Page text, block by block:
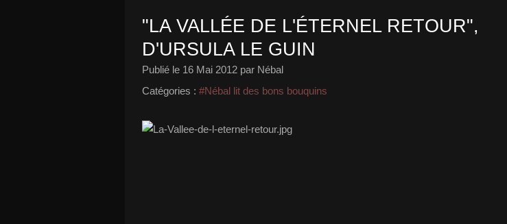
"LA VALLÉE DE L'ÉTERNEL RETOUR",
D'URSULA LE GUIN
Publié le 16 Mai 2012 par Nébal
Catégories : #Nébal lit des bons bouquins